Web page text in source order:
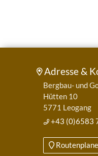
Adresse &
Bergbau- und
Hütten 10
5771 Leogang
+43 (0)6583